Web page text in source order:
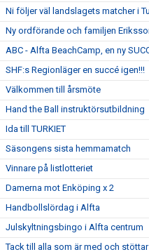
Ni följer väl landslagets matcher i
Ny ordförande och familjen
ABC - Alfta BeachCamp, en ny
SHF:s Regionläger en succé igen!!!
Välkommen till årsmöte
Hand the Ball instruktörsutbildning
Ida till TURKIET
Säsongens sista hemmamatch
Vinnare på listlotteriet
Damerna mot Enköping x 2
Handbollslördag i Alfta
Julskyltningsbingo i Alfta centrum
Tack till alla som är med och